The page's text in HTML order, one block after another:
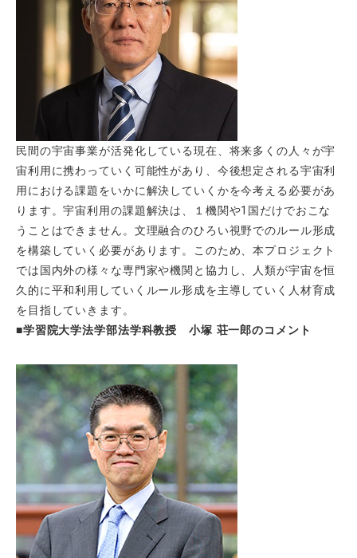
民間の宇宙事業が活発化している現在、将来多くの人々が宇
宙利用に携わっていく可能性があり、今後想定される宇宙利
用における課題をいかに解決していくかを今考える必要があ
ります。宇宙利用の課題解決は、１機関や1国だけでおこな
うことはできません。文理融合のひろい視野でのルール形成
を構築していく必要があります。このため、本プロジェクト
では国内外の様々な専門家や機関と協力し、人類が宇宙を恒
久的に平和利用していくルール形成を主導していく人材育成
を目指していきます。
■学習院大学法学部法学科教授 小塚 荘一郎のコメント